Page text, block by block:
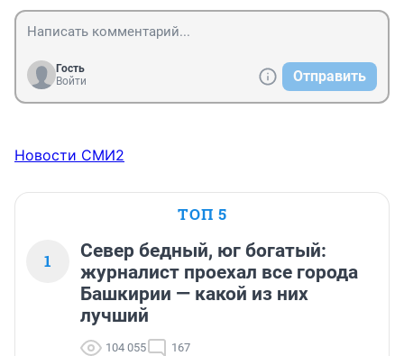
Гость
Войти
Отправить
Новости СМИ2
ТОП 5
1
Север бедный, юг богатый:
журналист проехал все города
Башкирии — какой из них
лучший
104 055 167